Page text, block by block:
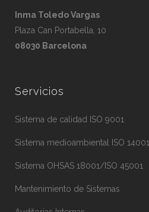
Inma Toledo Vargas
Plaza Can Portabella, 10
08030 Barcelona
Servicios
Sistema de calidad ISO 9001
Sistema medioambiental ISO 14001
Sistema OHSAS 18001/ISO 45001
Mantenimiento de Sistemas